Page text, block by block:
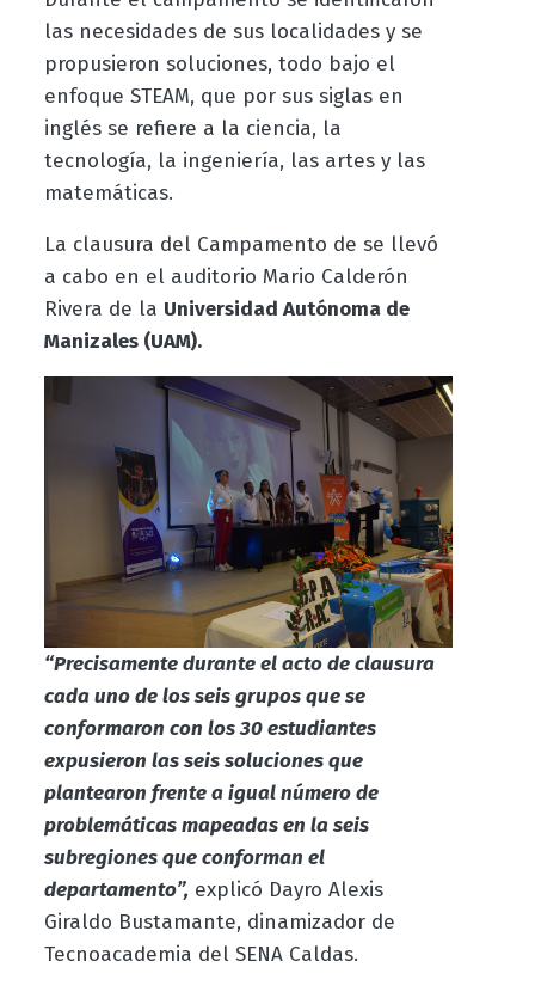
las necesidades de sus localidades y se
propusieron soluciones, todo bajo el
enfoque STEAM, que por sus siglas en
inglés se refiere a la ciencia, la
tecnología, la ingeniería, las artes y las
matemáticas.
La clausura del Campamento de se llevó
a cabo en el auditorio Mario Calderón
Rivera de la Universidad Autónoma de
Manizales (UAM).
“Precisamente durante el acto de clausura
cada uno de los seis grupos que se
conformaron con los 30 estudiantes
expusieron las seis soluciones que
plantearon frente a igual número de
problemáticas mapeadas en la seis
subregiones que conforman el
departamento”, explicó Dayro Alexis
Giraldo Bustamante, dinamizador de
Tecnoacademia del SENA Caldas.